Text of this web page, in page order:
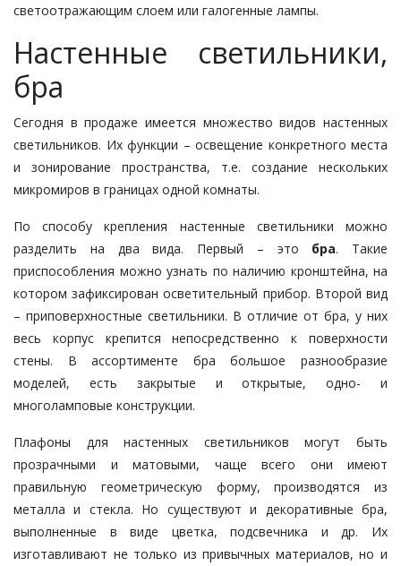
светоотражающим слоем или галогенные лампы.
Настенные светильники,
бра
Сегодня в продаже имеется множество видов настенных
светильников. Их функции – освещение конкретного места
и зонирование пространства, т.е. создание нескольких
микромиров в границах одной комнаты.
По способу крепления настенные светильники можно
разделить на два вида. Первый – это бра. Такие
приспособления можно узнать по наличию кронштейна, на
котором зафиксирован осветительный прибор. Второй вид
– приповерхностные светильники. В отличие от бра, у них
весь корпус крепится непосредственно к поверхности
стены. В ассортименте бра большое разнообразие
моделей, есть закрытые и открытые, одно- и
многоламповые конструкции.
Плафоны для настенных светильников могут быть
прозрачными и матовыми, чаще всего они имеют
правильную геометрическую форму, производятся из
металла и стекла. Но существуют и декоративные бра,
выполненные в виде цветка, подсвечника и др. Их
изготавливают не только из привычных материалов, но и